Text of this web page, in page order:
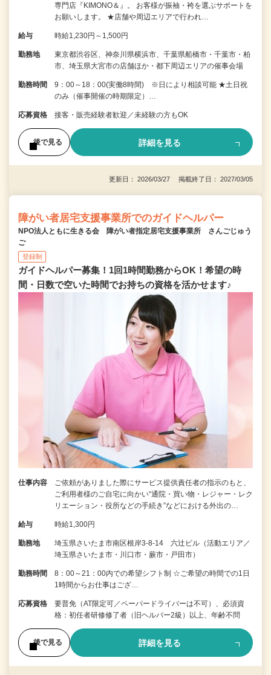
専門店『KIMONO＆』。 お客様が振袖・袴を選ぶサポートを
お願いします。 ★店舗や周辺エリアで行われ…
給与 時給1,230円～1,500円
勤務地
東京都渋谷区、神奈川県横浜市、千葉県船橋市・千葉市・柏
市、埼玉県大宮市の店舗ほか・都下周辺エリアの催事会場
勤務時間
9：00～18：00(実働8時間) ※日により相談可能 ★土日祝
のみ（催事開催の時期限定）…
応募資格 接客・販売経験者歓迎／未経験の方もOK
後で見る 詳細を見る
更新日： 2026/03/27 掲載終了日： 2027/03/05
障がい者居宅支援事業所でのガイドヘルパー
NPO法人ともに生きる会 障がい者指定居宅支援事業所 さんごじゅう
ご
登録制
ガイドヘルパー募集！1回1時間勤務からOK！希望の時
間・日数で空いた時間でお持ちの資格を活かせます♪
仕事内容
ご依頼がありました際にサービス提供責任者の指示のもと、
ご利用者様のご自宅に向かい“通院・買い物・レジャー・レク
リエーション・役所などの手続き”などにおける外出の…
給与 時給1,300円
勤務地
埼玉県さいたま市南区根岸3-8-14 六辻ビル（活動エリア／
埼玉県さいたま市・川口市・蕨市・戸田市）
勤務時間
8：00～21：00内での希望シフト制 ☆ご希望の時間での1日
1時間からお仕事はござ…
応募資格
要普免（AT限定可／ペーパードライバーは不可）、必須資
格：初任者研修修了者（旧ヘルパー2級）以上、年齢不問
後で見る 詳細を見る